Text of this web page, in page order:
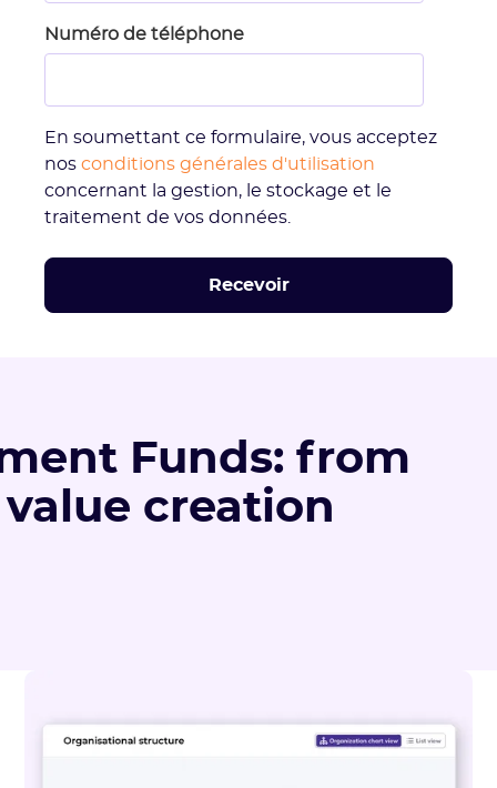
Funds: from
creation
Numéro de téléphone
En soumettant ce formulaire, vous acceptez
nos conditions générales d'utilisation
concernant la gestion, le stockage et le
traitement de vos données.